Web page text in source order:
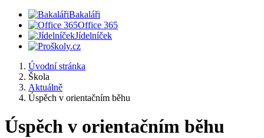
Bakaláři
Office 365
Jídelníček
Úvodní stránka
Škola
Aktuálně
Úspěch v orientačním běhu
Úspěch v orientačním běhu